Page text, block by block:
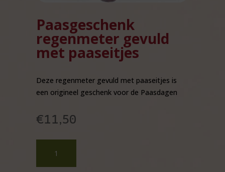
Paasgeschenk
regenmeter gevuld
met paaseitjes
Deze regenmeter gevuld met paaseitjes is
een origineel geschenk voor de Paasdagen
€11,50
regenmeter
gevuld